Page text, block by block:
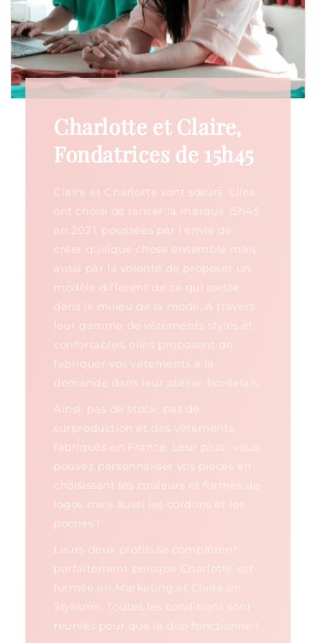
Charlotte et Claire,
Fondatrices de 15h45
Claire et Charlotte sont sœurs. Elles
ont choisi de lancer la marque 15h45
en 2021, poussées par l'envie de
créer quelque chose ensemble mais
aussi par la volonté de proposer un
modèle différent de ce qui existe
dans le milieu de la mode. A travers
leur gamme de vêtements stylés et
confortables, elles proposent de
fabriquer vos vêtements à la
demande dans leur atelier bordelais.
Ainsi, pas de stock, pas de
surproduction et des vêtements
fabriqués en France. Leur plus : vous
pouvez personnaliser vos pièces en
choisissant les couleurs et formes de
logos mais aussi les cordons et les
poches !
Leurs deux profils se complètent
parfaitement puisque Charlotte est
formée en Marketing et Claire en
Stylisme. Toutes les conditions sont
réunies pour que le duo fonctionne !